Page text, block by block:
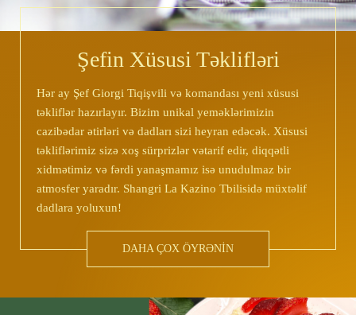
Şefin Xüsusi Təklifləri
Hər ay Şef Giorgi Tiqişvili və komandası yeni xüsusi
təkliflər hazırlayır. Bizim unikal yeməklərimizin
cazibədar ətirləri və dadları sizi heyran edəcək. Xüsusi
təkliflərimiz sizə xoş sürprizlər vətarif edir, diqqətli
xidmətimiz və fərdi yanaşmamız isə unudulmaz bir
atmosfer yaradır. Shangri La Kazino Tbilisidə müxtəlif
dadlara yoluxun!
DAHA ÇOX ÖYRƏNİN